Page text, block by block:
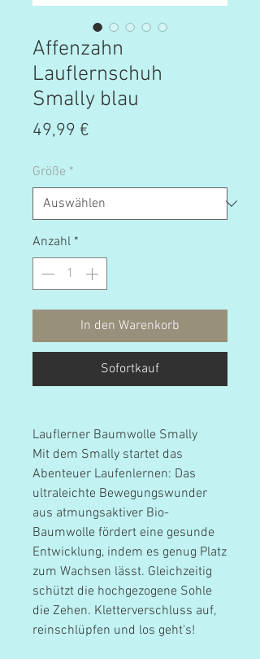
Affenzahn
Lauflernschuh
Smally blau
49,99 €
Größe *
Anzahl *
In den Warenkorb
Sofortkauf
Lauflerner Baumwolle Smally
Mit dem Smally startet das
Abenteuer Laufenlernen: Das
ultraleichte Bewegungswunder
aus atmungsaktiver Bio-
Baumwolle fördert eine gesunde
Entwicklung, indem es genug Platz
zum Wachsen lässt. Gleichzeitig
schützt die hochgezogene Sohle
die Zehen. Kletterverschluss auf,
reinschlüpfen und los geht's!